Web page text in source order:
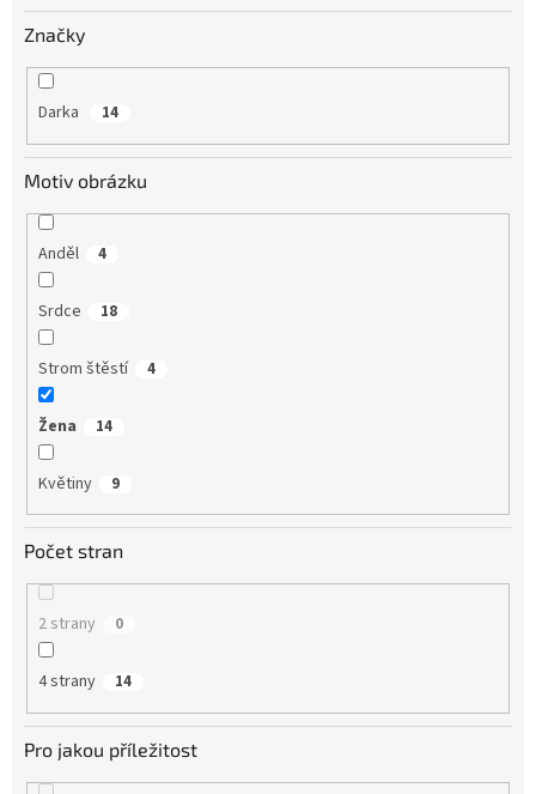
Značky
Darka 14
Motiv obrázku
Anděl 4
Srdce 18
Strom štěstí 4
Žena 14
Květiny 9
Počet stran
2 strany 0
4 strany 14
Pro jakou příležitost